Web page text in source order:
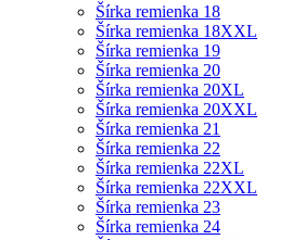
Šírka remienka 18
Šírka remienka 18XXL
Šírka remienka 19
Šírka remienka 20
Šírka remienka 20XL
Šírka remienka 20XXL
Šírka remienka 21
Šírka remienka 22
Šírka remienka 22XL
Šírka remienka 22XXL
Šírka remienka 23
Šírka remienka 24